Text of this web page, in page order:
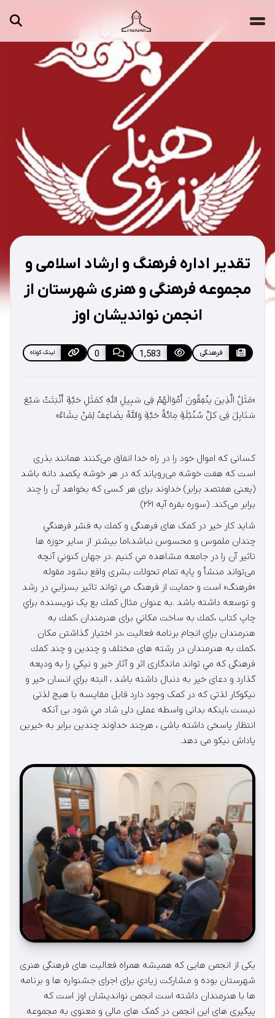
ویدیوها دسته‌بندی‌ها
تقدیر اداره فرهنگ و ارشاد اسلامی و
مجموعه فرهنگی و هنری شهرستان از
انجمن نواندیشان اوز
فرهنگی 1,583
0 لینک کوتاه
«مَثَلُ الَّذِینَ ینْفِقُونَ أَمْوَالَهُمْ فِی سَبِیلِ اللَّهِ کمَثَلِ حَبَّةٍ أَنْبَتَتْ سَبْعَ
سَنَابِلَ فِی کلِّ سُنْبُلَةٍ مِائَةُ حَبَّةٍ وَاللَّهُ یضَاعِفُ لِمَنْ یشَاءُ»
کسانی که اموال خود را در راه خدا انفاق می‌کنند همانند بذری
است که هفت خوشه می‌رویاند که در هر خوشه یکصد دانه باشد
(یعنی هفتصد برابر) خداوند برای هر کسی که بخواهد آن را چند
برابر می‌کند. (سوره بقره آیه ۲۶۱)
شايد كار خير در کمک های فرهنگی و كمك به قشر فرهنگي
چندان ملموس و محسوس نباشد،اما بيشتر از ساير حوزه ها
تاثير آن را در جامعه مشاهده مي كنيم .در جهان كنوني آنچه
می‌‌‌‏تواند منشأ و پایه تمام تحولات بشری واقع بشود مقوله
«فرهنگ» است و حمايت از فرهنگ مي تواند تاثير بسزايي در رشد
و توسعه داشته باشد .به عنوان مثال كمك بع یک نویسنده براي
چاپ كتاب ،كمك به ساخت مكاني برای هنرمندان ،كمك به
هنرمندان براي انجام برنامه فعاليت ،در اختيار گذاشتن مكان
،كمك به هنرمندان در رشته های مختلف و چندين و چند كمك
فرهنگی كه مي تواند ماندگاری اثر و آثار خير و نيكي را به وديعه
گذارد و دعای خير به دنبال داشته باشد ، البته براي انسان خير و
نيكوكار لذتی که در کمک وجود دارد قابل مقايسه با هيچ لذتی
نيست ،اينكه بدانی واسطه عملی دلی شاد مي شود بی آنكه
انتظار پاسخی داشته باشی ، هرچند خداوند چندين برابر به خيرين
پاداش نيكو می دهد.
يكی از انجمن هايی كه هميشه همراه فعاليت های فرهنگی هنری
شهرستان بوده و مشاركت زيادي برای اجرای جشنواره ها و برنامه
ها با هنرمندان داشته است انجمن نوانديشان اوز است كه
پیگیری های اين انجمن در کمک های مالی و معنوی به مجموعه